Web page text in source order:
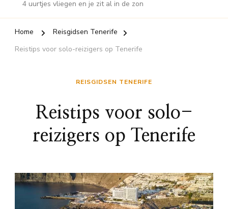
4 uurtjes vliegen en je zit al in de zon
Home
Reisgidsen Tenerife
Reistips voor solo-reizigers op Tenerife
REISGIDSEN TENERIFE
Reistips voor solo-
reizigers op Tenerife